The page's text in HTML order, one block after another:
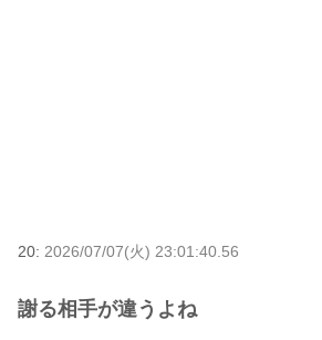
20: 2026/07/07(火) 23:01:40.56
謝る相手が違うよね